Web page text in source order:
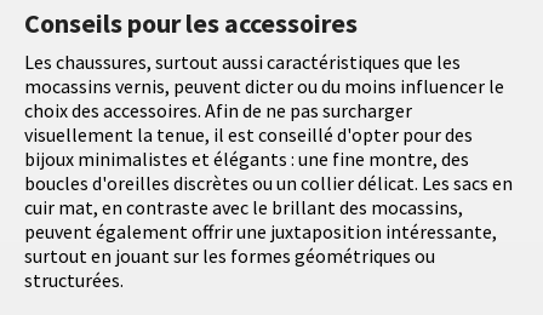
Conseils pour les accessoires
Les chaussures, surtout aussi caractéristiques que les
mocassins vernis, peuvent dicter ou du moins influencer le
choix des accessoires. Afin de ne pas surcharger
visuellement la tenue, il est conseillé d'opter pour des
bijoux minimalistes et élégants : une fine montre, des
boucles d'oreilles discrètes ou un collier délicat. Les sacs en
cuir mat, en contraste avec le brillant des mocassins,
peuvent également offrir une juxtaposition intéressante,
surtout en jouant sur les formes géométriques ou
structurées.